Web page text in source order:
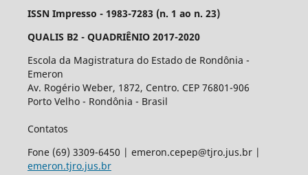
ISSN Impresso - 1983-7283 (n. 1 ao n. 23)
QUALIS B2 - QUADRIÊNIO 2017-2020
Escola da Magistratura do Estado de Rondônia -
Emeron
Av. Rogério Weber, 1872, Centro. CEP 76801-906
Porto Velho - Rondônia - Brasil
Contatos
Fone (69) 3309-6450 | emeron.cepep@tjro.jus.br |
emeron.tjro.jus.br